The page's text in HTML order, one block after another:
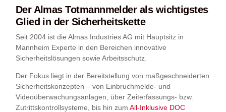
Der Almas Totmannmelder als wichtigstes
Glied in der Sicherheitskette
Seit 2004 ist die Almas Industries AG mit Hauptsitz in
Mannheim Experte in den Bereichen innovative
Sicherheitslösungen sowie Arbeitsschutz.
Der Fokus liegt in der Bereitstellung von maßgeschneiderten
Sicherheitskonzepten – von Einbruchmelde- und
Videoüberwachungsanlagen, über Zeiterfassungs- bzw.
Zutrittskontrollsysteme, bis hin zum All-Inklusive DOC